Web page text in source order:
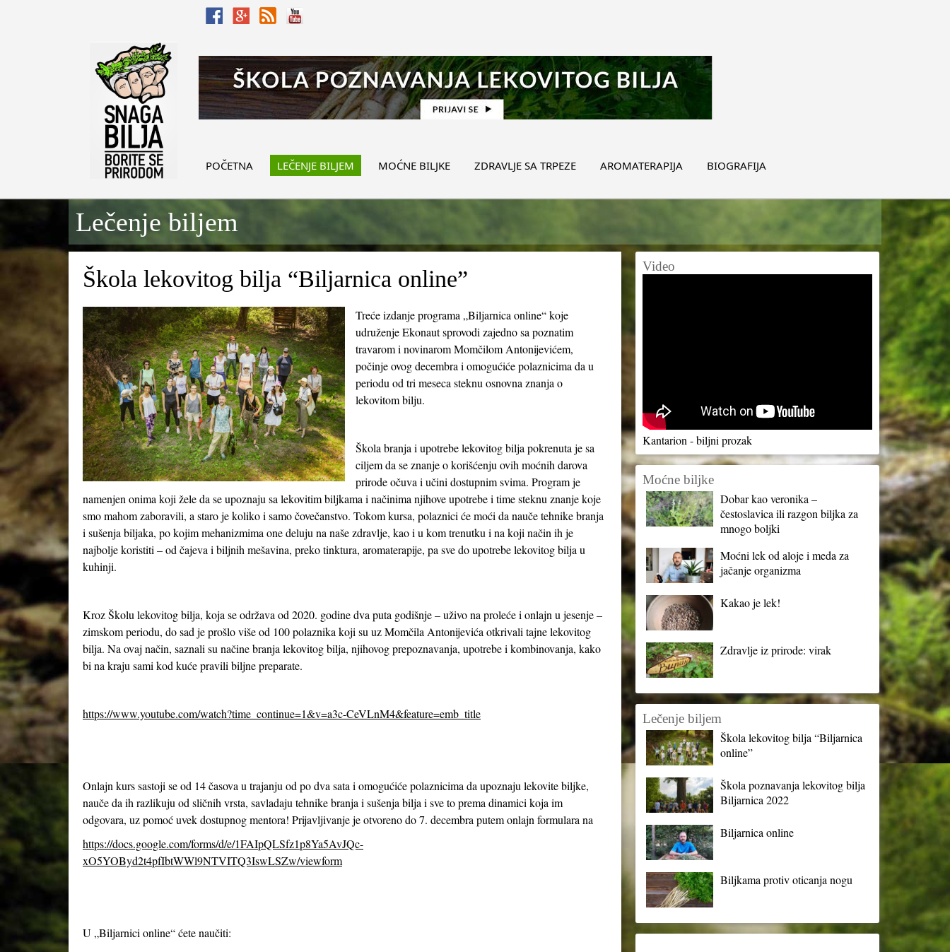
POČETNA LEČENJE BILJEM MOĆNE BILJKE ZDRAVLJE SA TRPEZE AROMATERAPIJA BIOGRAFIJA
Lečenje biljem
Škola lekovitog bilja “Biljarnica online”
Treće izdanje programa „Biljarnica online“ koje
udruženje Ekonaut sprovodi zajedno sa poznatim
travarom i novinarom Momčilom Antonijevićem,
počinje ovog decembra i omogućiće polaznicima da u
periodu od tri meseca steknu osnovna znanja o
lekovitom bilju.
Škola branja i upotrebe lekovitog bilja pokrenuta je sa
ciljem da se znanje o korišćenju ovih moćnih darova
prirode očuva i učini dostupnim svima. Program je
namenjen onima koji žele da se upoznaju sa lekovitim biljkama i načinima njihove upotrebe i time steknu znanje koje
smo mahom zaboravili, a staro je koliko i samo čovečanstvo. Tokom kursa, polaznici će moći da nauče tehnike branja
i sušenja biljaka, po kojim mehanizmima one deluju na naše zdravlje, kao i u kom trenutku i na koji način ih je
najbolje koristiti – od čajeva i biljnih mešavina, preko tinktura, aromaterapije, pa sve do upotrebe lekovitog bilja u
kuhinji.
Kroz Školu lekovitog bilja, koja se održava od 2020. godine dva puta godišnje – uživo na proleće i onlajn u jesenje –
zimskom periodu, do sad je prošlo više od 100 polaznika koji su uz Momčila Antonijevića otkrivali tajne lekovitog
bilja. Na ovaj način, saznali su načine branja lekovitog bilja, njihovog prepoznavanja, upotrebe i kombinovanja, kako
bi na kraju sami kod kuće pravili biljne preparate.
https://www.youtube.com/watch?time_continue=1&v=a3c-CeVLnM4&feature=emb_title
Onlajn kurs sastoji se od 14 časova u trajanju od po dva sata i omogućiće polaznicima da upoznaju lekovite biljke,
nauče da ih razlikuju od sličnih vrsta, savladaju tehnike branja i sušenja bilja i sve to prema dinamici koja im
odgovara, uz pomoć uvek dostupnog mentora! Prijavljivanje je otvoreno do 7. decembra putem onlajn formulara na
https://docs.google.com/forms/d/e/1FAIpQLSfz1p8Ya5AvJQc-
xO5YOByd2t4pfIbtWWl9NTVITQ3IswLSZw/viewform
U „Biljarnici online“ ćete naučiti:
Video
Kantarion - biljni prozak
Moćne biljke
Dobar kao veronika –
čestoslavica ili razgon biljka za
mnogo boljki
Moćni lek od aloje i meda za
jačanje organizma
Kakao je lek!
Zdravlje iz prirode: virak
Lečenje biljem
Škola lekovitog bilja “Biljarnica
online”
Škola poznavanja lekovitog bilja
Biljarnica 2022
Biljarnica online
Biljkama protiv oticanja nogu